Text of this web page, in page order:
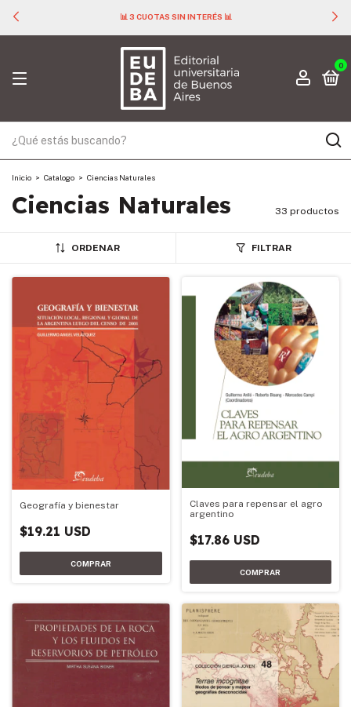
📊 3 CUOTAS SIN INTERÉS 📊
0
Inicio > Catalogo > Ciencias Naturales
Ciencias Naturales 33 productos
ORDENAR FILTRAR
Geografía y bienestar
$19.21 USD
Claves para repensar el agro
argentino
$17.86 USD